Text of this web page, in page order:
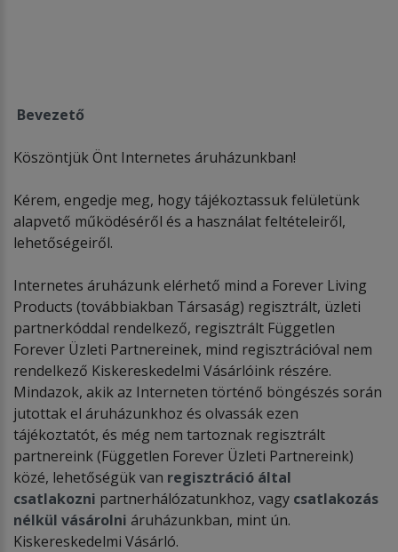
Bevezető
Köszöntjük Önt Internetes áruházunkban!
Kérem, engedje meg, hogy tájékoztassuk felületünk
alapvető működéséről és a használat feltételeiről,
lehetőségeiről.
Internetes áruházunk elérhető mind a Forever Living
Products (továbbiakban Társaság) regisztrált, üzleti
partnerkóddal rendelkező, regisztrált Független
Forever Üzleti Partnereinek, mind regisztrációval nem
rendelkező Kiskereskedelmi Vásárlóink részére.
Mindazok, akik az Interneten történő böngészés során
jutottak el áruházunkhoz és olvassák ezen
tájékoztatót, és még nem tartoznak regisztrált
partnereink (Független Forever Üzleti Partnereink)
közé, lehetőségük van regisztráció által
csatlakozni partnerhálózatunkhoz, vagy csatlakozás
nélkül vásárolni áruházunkban, mint ún.
Kiskereskedelmi Vásárló.